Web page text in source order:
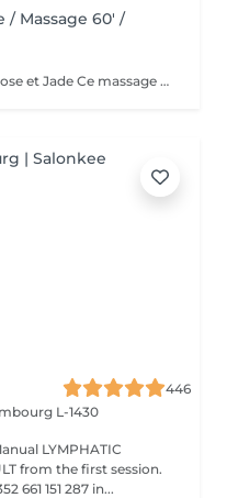
/ Massage 60' /
-Massage Énergétique au Quartz Rose et Jade Ce massage unique associe la puissance vibratoire des pierres précieuses à des manuvres profondes et relaxantes. Grâce au quartz rose et au jade, il rééquilibre les énergies, relâche les tensions et réveille l'éclat intérieur. Un véritable soin holistique, pour le corps et l'esprit. -Massage Ressourçant Future Maman Spécialement conçu pour accompagner la femme enceinte en douceur, ce massage soulage les tensions, améliore la circulation et procure une profonde sensation de bien-être. Réalisé avec des mouvements enveloppants et des produits adaptés, il offre un moment précieux de connexion avec soi et avec bébé.
446
L-1430
661 151 287 in...